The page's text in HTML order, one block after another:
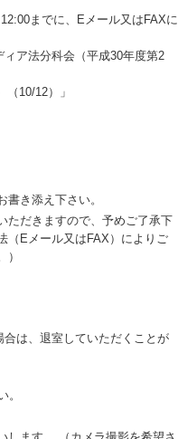
までに、Eメール又はFAXに
ア法分科会（平成30年度第2
10/12）」
き添え下さい。
ただきますので、予めご了承下
（Eメール又はFAX）によりご
は、退室していただくことが
。